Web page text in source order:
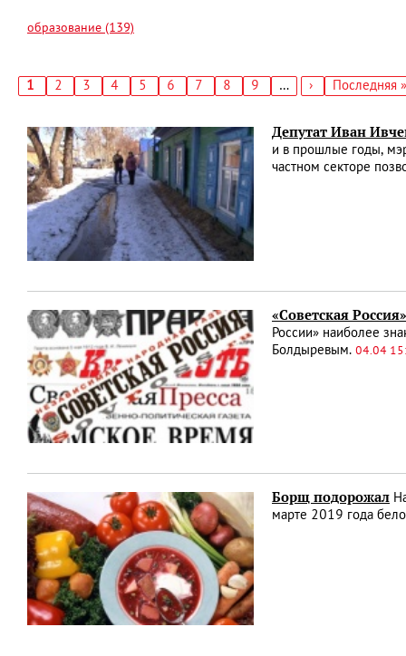
образование (139)
Текущая
1 Страница
2 Страница
3 Страница
4 Страница
5 Страница
6 Страница
7 Страница
8 Страница
9 …
Следующая
›
Последняя
Последняя »
Депутат Иван
и в прошлые годы,
частном секторе
«Советская
России» наиболее
Болдыревым. 04.04
Борщ подорожал
марте 2019 года